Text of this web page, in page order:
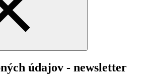
údajov - newsletter